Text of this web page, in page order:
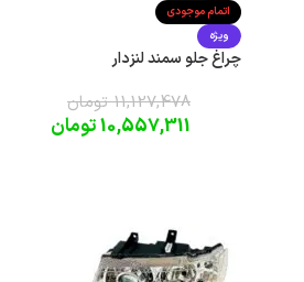
اتمام موجودی
ویژه
چراغ جلو سمند لنزدار
11,127,478 تومان
10,557,311تومان